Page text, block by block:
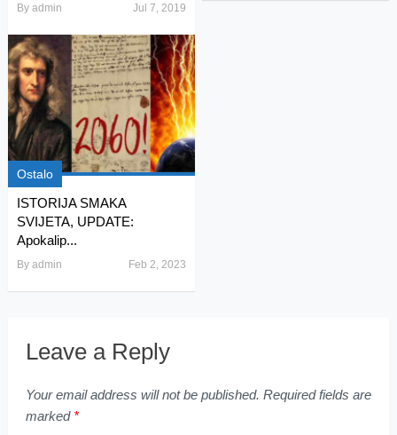
By admin Jul 7, 2019
Ostalo
ISTORIJA SMAKA
SVIJETA, UPDATE:
Apokalip...
By admin Feb 2, 2023
Leave a Reply
Your email address will not be published. Required fields are
marked *